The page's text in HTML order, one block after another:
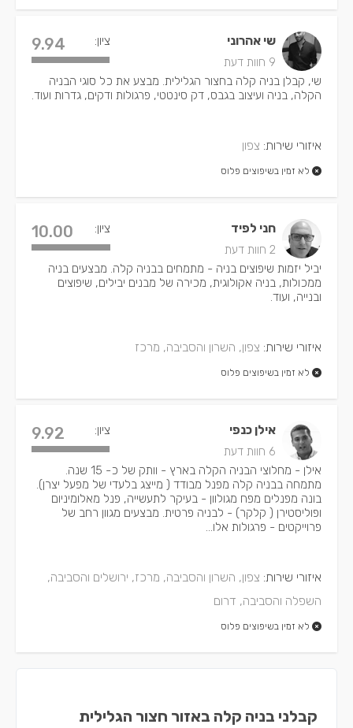
שי אהרוני
9 חוות דעת
ציון: 9.94
שי, קבלן בניה קלה בחצור הגלילית. מבצע את כל סוגי הבניה
הקלה, בניה ועיצוב בגבס, דק סינטטי, פרגולות ודקים, גדרות ועוד.
איזורי שירות: צפון
לא זמין בשיפוצים פלוס
חני לפיד
2 חוות דעת
ציון: 10.00
יביל יזמות שיפוצים בניה - מתמחים בבניה קלה. מבצעים בניה
ממכולות, בניה אקולוגית, מכירה של מבנים יבילים, שיפוצים
ובנייה, ועוד.
איזורי שירות: צפון, השרון והסביבה, מרכז
לא זמין בשיפוצים פלוס
אילן כנפי
6 חוות דעת
ציון: 9.92
אילן - מחלוצי הבניה הקלה בארץ - וותק של כ- 15 שנה.
מתמחה בבניה קלה מפנל מבודד ( מייצג בלעדי של מפעל יצרן).
בונה מפנלים מפח מגולוון - בעיקר לתעשייה, פנל מאלומיניום
ופוליסטירן ( קלקר) - לבניה פרטית. מבצעים מגוון רחב של
פרוייקטים - פרגולות אלו...
איזורי שירות: צפון, השרון והסביבה, מרכז, ירושלים והסביבה,
השפלה והסביבה, דרום
לא זמין בשיפוצים פלוס
קבלני בניה קלה באזור חצור הגלילית